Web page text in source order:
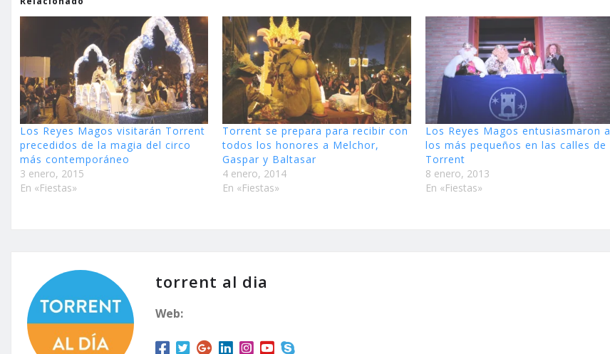
Los Reyes Magos visitarán Torrent
precedidos de la magia del circo
más contemporáneo
3 enero, 2015
En «Fiestas»
Torrent se prepara para recibir con
todos los honores a Melchor,
Gaspar y Baltasar
4 enero, 2014
En «Fiestas»
Los Reyes Magos entusiasmaron a
los más pequeños en las calles de
Torrent
8 enero, 2013
En «Fiestas»
torrent al dia
Web: